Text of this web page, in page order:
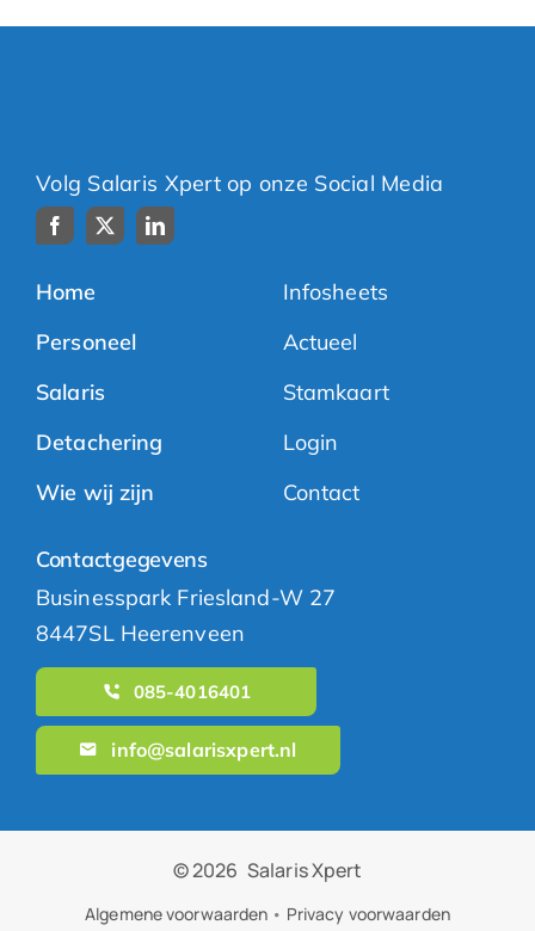
Volg Salaris Xpert op onze Social Media
Home
Personeel
Salaris
Detachering
Wie wij zijn
Infosheets
Actueel
Stamkaart
Login
Contact
Contactgegevens
Businesspark Friesland-W 27
8447SL Heerenveen
085-4016401
info@salarisxpert.nl
© 2026 Salaris Xpert
Algemene voorwaarden • Privacy voorwaarden